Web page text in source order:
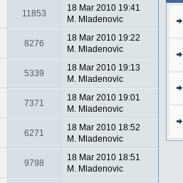
11853
18 Mar 2010 19:41
M. Mladenovic
8276
18 Mar 2010 19:22
M. Mladenovic
5339
18 Mar 2010 19:13
M. Mladenovic
7371
18 Mar 2010 19:01
M. Mladenovic
6271
18 Mar 2010 18:52
M. Mladenovic
9798
18 Mar 2010 18:51
M. Mladenovic